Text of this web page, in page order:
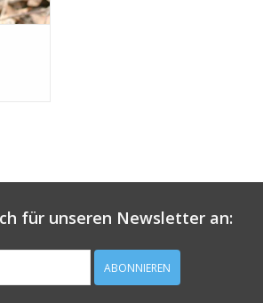
für unseren Newsletter an:
ABONNIEREN